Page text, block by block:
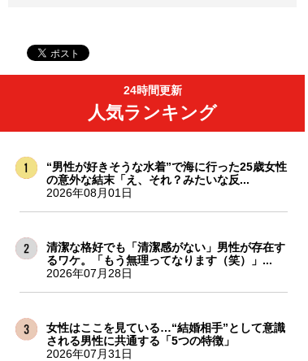
24時間更新
人気ランキング
“男性が好きそうな水着”で海に行った25歳女性
の意外な結末「え、それ？みたいな反...
2026年08月01日
清潔な格好でも「清潔感がない」男性が存在す
るワケ。「もう無理ってなります（笑）」...
2026年07月28日
女性はここを見ている…“結婚相手”として意識
される男性に共通する「5つの特徴」
2026年07月31日